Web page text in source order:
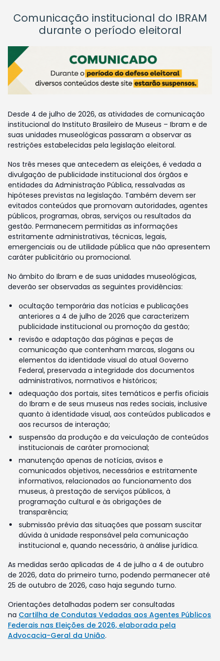
Comunicação institucional do IBRAM
durante o período eleitoral
Desde 4 de julho de 2026, as atividades de comunicação
institucional do Instituto Brasileiro de Museus – Ibram e de
suas unidades museológicas passaram a observar as
restrições estabelecidas pela legislação eleitoral.
Nos três meses que antecedem as eleições, é vedada a
divulgação de publicidade institucional dos órgãos e
entidades da Administração Pública, ressalvadas as
hipóteses previstas na legislação. Também devem ser
evitados conteúdos que promovam autoridades, agentes
públicos, programas, obras, serviços ou resultados da
gestão. Permanecem permitidas as informações
estritamente administrativas, técnicas, legais,
emergenciais ou de utilidade pública que não apresentem
caráter publicitário ou promocional.
No âmbito do Ibram e de suas unidades museológicas,
deverão ser observadas as seguintes providências:
ocultação temporária das notícias e publicações
anteriores a 4 de julho de 2026 que caracterizem
publicidade institucional ou promoção da gestão;
revisão e adaptação das páginas e peças de
comunicação que contenham marcas, slogans ou
elementos da identidade visual do atual Governo
Federal, preservada a integridade dos documentos
administrativos, normativos e históricos;
adequação dos portais, sites temáticos e perfis oficiais
do Ibram e de seus museus nas redes sociais, inclusive
quanto à identidade visual, aos conteúdos publicados e
aos recursos de interação;
suspensão da produção e da veiculação de conteúdos
institucionais de caráter promocional;
manutenção apenas de notícias, avisos e
comunicados objetivos, necessários e estritamente
informativos, relacionados ao funcionamento dos
museus, à prestação de serviços públicos, à
programação cultural e às obrigações de
transparência;
submissão prévia das situações que possam suscitar
dúvida à unidade responsável pela comunicação
institucional e, quando necessário, à análise jurídica.
As medidas serão aplicadas de 4 de julho a 4 de outubro
de 2026, data do primeiro turno, podendo permanecer até
25 de outubro de 2026, caso haja segundo turno.
Orientações detalhadas podem ser consultadas
na Cartilha de Condutas Vedadas aos Agentes Públicos
Federais nas Eleições de 2026, elaborada pela
Advocacia-Geral da União.